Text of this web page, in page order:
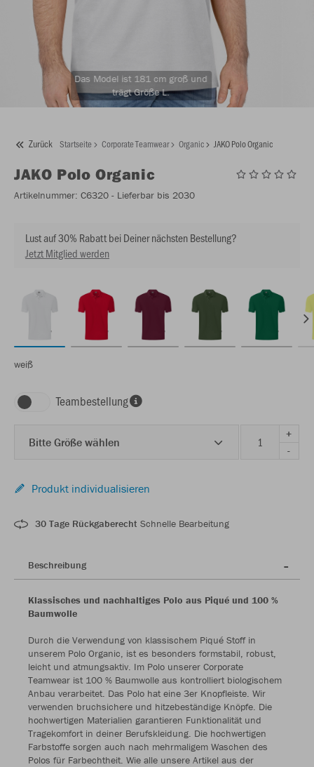
Das Model ist 181 cm groß und
trägt Größe L.
Zurück Startseite Corporate Teamwear Organic JAKO Polo Organic
JAKO Polo Organic
Artikelnummer: C6320 - Lieferbar bis 2030
Lust auf 30% Rabatt bei Deiner nächsten Bestellung?
Jetzt Mitglied werden
weiß
Teambestellung
Bitte Größe wählen
+
-
Produkt individualisieren
30 Tage Rückgaberecht Schnelle Bearbeitung
Beschreibung
Klassisches und nachhaltiges Polo aus Piqué und 100 %
Baumwolle
Durch die Verwendung von klassischem Piqué Stoff in
unserem Polo Organic, ist es besonders formstabil, robust,
leicht und atmungsaktiv. Im Polo unserer Corporate
Teamwear ist 100 % Baumwolle aus kontrolliert biologischem
Anbau verarbeitet. Das Polo hat eine 3er Knopfleiste. Wir
verwenden bruchsichere und hitzebeständige Knöpfe. Die
hochwertigen Materialien garantieren Funktionalität und
Tragekomfort in deiner Berufskleidung. Die hochwertigen
Farbstoffe sorgen auch nach mehrmaligem Waschen des
Polos für Farbechtheit. Wie alle unsere Artikel aus der